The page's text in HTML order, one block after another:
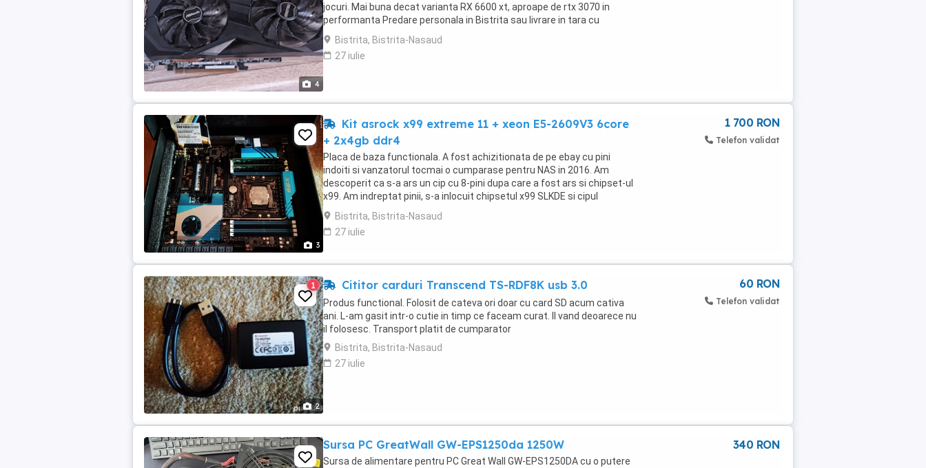
4
jocuri. Mai buna decat varianta RX 6600 xt, aproape de rtx 3070 in
performanta Predare personala in Bistrita sau livrare in tara cu
verificare.
Bistrita, Bistrita-Nasaud
27 iulie
3
Kit asrock x99 extreme 11 + xeon E5-2609V3 6core
+ 2x4gb ddr4
Placa de baza functionala. A fost achizitionata de pe ebay cu pini
indoiti si vanzatorul tocmai o cumparase pentru NAS in 2016. Am
descoperit ca s-a ars un cip cu 8-pini dupa care a fost ars si chipset-ul
x99. Am indreptat pinii, s-a inlocuit chipsetul x99 SLKDE si cipul
MP2143DJ (detin bon de reparare ...
Bistrita, Bistrita-Nasaud
27 iulie
1 700 RON
Telefon validat
2
1 Cititor carduri Transcend TS-RDF8K usb 3.0
Produs functional. Folosit de cateva ori doar cu card SD acum cativa
ani. L-am gasit intr-o cutie in timp ce faceam curat. Il vand deoarece nu
il folosesc. Transport platit de cumparator
Bistrita, Bistrita-Nasaud
27 iulie
60 RON
Telefon validat
Sursa PC GreatWall GW-EPS1250da 1250W
Sursa de alimentare pentru PC Great Wall GW-EPS1250DA cu o putere
340 RON